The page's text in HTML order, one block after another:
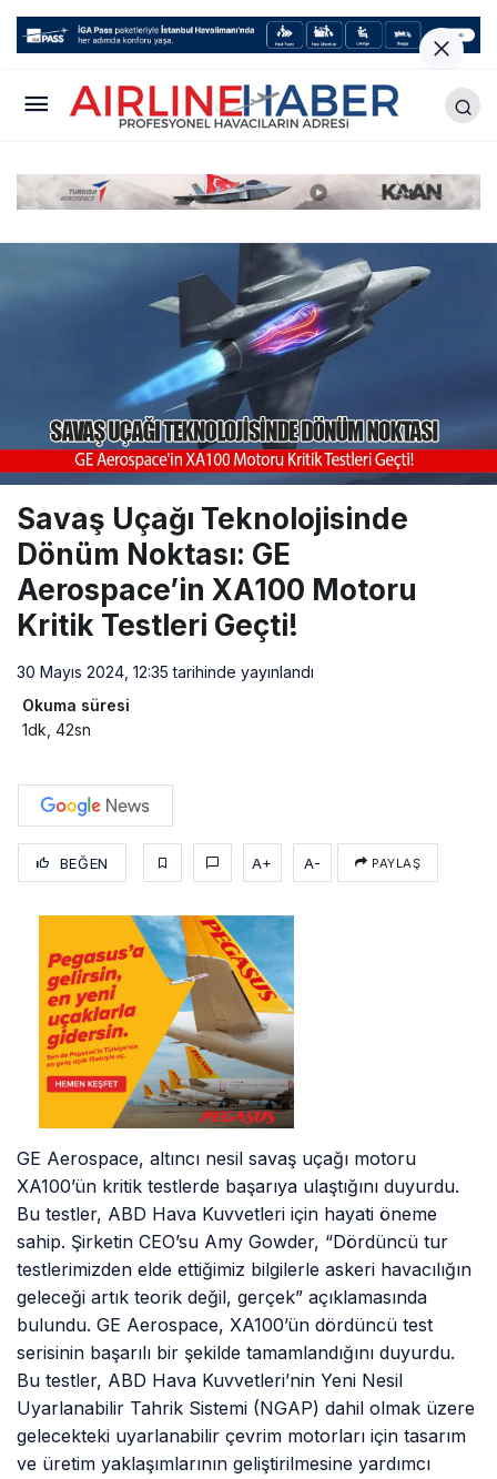
Savaş Uçağı Teknolojisinde
Dönüm Noktası: GE
Aerospace’in XA100 Motoru
Kritik Testleri Geçti!
30 Mayıs 2024, 12:35 tarihinde yayınlandı
Okuma süresi
1dk, 42sn
BEĞEN A+ A- PAYLAŞ
GE Aerospace, altıncı nesil savaş uçağı motoru
XA100’ün kritik testlerde başarıya ulaştığını duyurdu.
Bu testler, ABD Hava Kuvvetleri için hayati öneme
sahip. Şirketin CEO’su Amy Gowder, “Dördüncü tur
testlerimizden elde ettiğimiz bilgilerle askeri havacılığın
geleceği artık teorik değil, gerçek” açıklamasında
bulundu. GE Aerospace, XA100’ün dördüncü test
serisinin başarılı bir şekilde tamamlandığını duyurdu.
Bu testler, ABD Hava Kuvvetleri’nin Yeni Nesil
Uyarlanabilir Tahrik Sistemi (NGAP) dahil olmak üzere
gelecekteki uyarlanabilir çevrim motorları için tasarım
ve üretim yaklaşımlarının geliştirilmesine yardımcı